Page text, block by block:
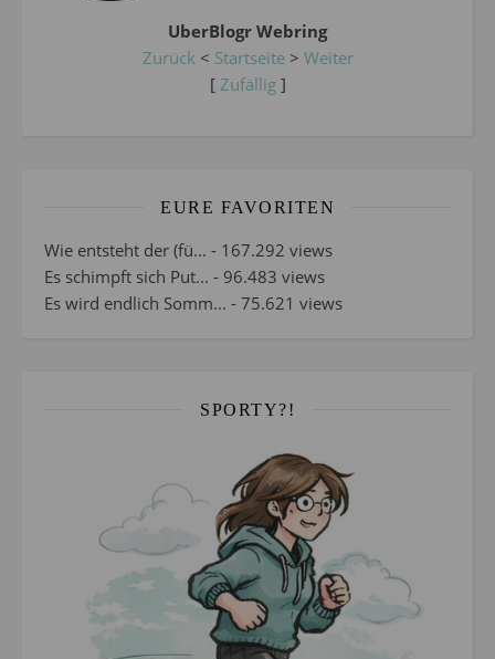
UberBlogr Webring
Zurück < Startseite> Weiter
[ Zufällig]
EURE FAVORITEN
Wie entsteht der (fü... - 167.292 views
Es schimpft sich Put... - 96.483 views
Es wird endlich Somm... - 75.621 views
SPORTY?!